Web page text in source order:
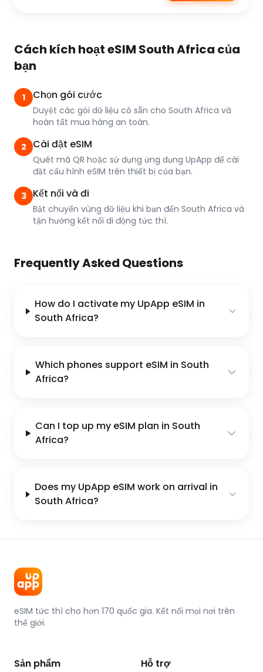
Cách kích hoạt eSIM South Africa của
bạn
1 Chọn gói cước
Duyệt các gói dữ liệu có sẵn cho South Africa và
hoàn tất mua hàng an toàn.
2 Cài đặt eSIM
Quét mã QR hoặc sử dụng ứng dụng UpApp để cài
đặt cấu hình eSIM trên thiết bị của bạn.
3 Kết nối và đi
Bật chuyển vùng dữ liệu khi bạn đến South Africa và
tận hưởng kết nối di động tức thì.
Frequently Asked Questions
How do I activate my UpApp eSIM in
South Africa?
Which phones support eSIM in South
Africa?
Can I top up my eSIM plan in South
Africa?
Does my UpApp eSIM work on arrival in
South Africa?
eSIM tức thì cho hơn 170 quốc gia. Kết nối mọi nơi trên
thế giới.
Sản phẩm Hỗ trợ